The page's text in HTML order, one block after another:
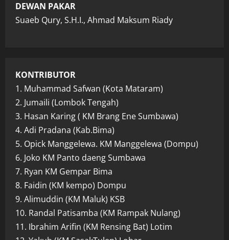
DEWAN PAKAR
Suaeb Qury, S.H.I., Ahmad Maksum Riady
KONTRIBUTOR
1. Muhammad Safwan (Kota Mataram)
2. Jumaili (Lombok Tengah)
3. Hasan Karing ( KM Brang Ene Sumbawa)
4. Adi Pradana (Kab.Bima)
5. Opick Manggelewa. KM Manggelewa (Dompu)
6. Joko KM Panto daeng Sumbawa
7. Ryan KM Gempar Bima
8. Faidin (KM kempo) Dompu
9. Alimuddin (KM Maluk) KSB
10. Randal Patisamba (KM Rampak Nulang)
11. Ibrahim Arifin (KM Rensing Bat) Lotim